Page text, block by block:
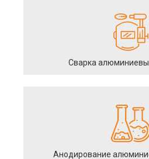
Сварка
Анодирование